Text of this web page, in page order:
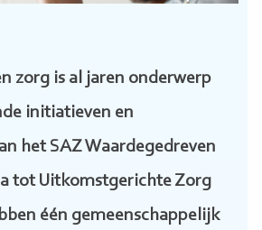
zorg is al jaren onderwerp
initiatieven en
het SAZ Waardegedreven
tot Uitkomstgerichte Zorg
één gemeenschappelijk